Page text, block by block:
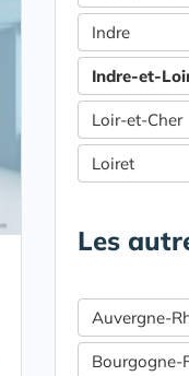
Indre
Indre-et-
Loir-et-Cher
Loiret
Les
Auvergne-
Bourgogne-